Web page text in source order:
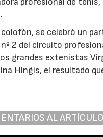
se celebró un
nº 2 del circuito
grandes extenistas
Hingis, el resultado
AL